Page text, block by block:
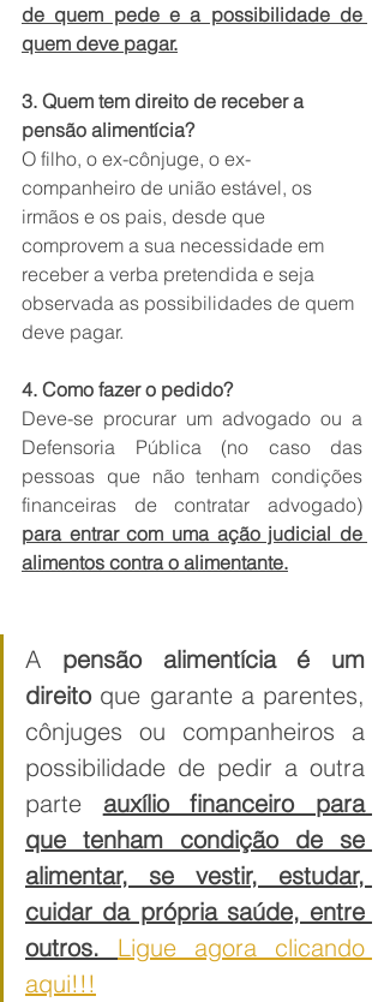
de quem pede e a possibilidade de
quem deve pagar.
3. Quem tem direito de receber a
pensão alimentícia?
O filho, o ex-cônjuge, o ex-
companheiro de união estável, os
irmãos e os pais, desde que
comprovem a sua necessidade em
receber a verba pretendida e seja
observada as possibilidades de quem
deve pagar.
4. Como fazer o pedido?
Deve-se procurar um advogado ou a
Defensoria Pública (no caso das
pessoas que não tenham condições
para entrar com uma ação judicial de
alimentos contra o alimentante.
A pensão alimentícia é um
direito que garante a parentes,
cônjuges ou companheiros a
possibilidade de pedir a outra
parte auxílio financeiro para
que tenham condição de se
alimentar, se vestir, estudar,
cuidar da própria saúde, entre
outros. Ligue agora clicando
aqui!!!